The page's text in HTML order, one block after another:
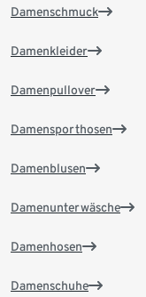
Damenschmuck
Damenkleider
Damenpullover
Damensporthosen
Damenblusen
Damenunterwäsche
Damenhosen
Damenschuhe